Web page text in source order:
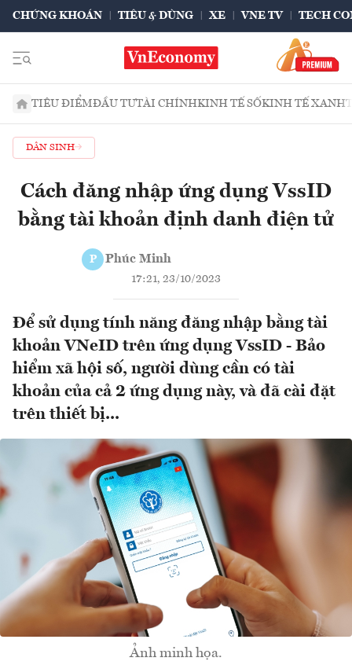
CHỨNG KHOÁN TIÊU & DÙNG XE VNE TV TECH
TIÊU ĐIỂMĐẦU TƯTÀI CHÍNHKINH TẾ SỐKINH TẾ XANH
DÂN SINH
Cách đăng nhập ứng dụng VssID
bằng tài khoản định danh điện tử
P Phúc Minh
17:21, 23/10/2023
Để sử dụng tính năng đăng nhập bằng tài
khoản VNeID trên ứng dụng VssID - Bảo
hiểm xã hội số, người dùng cần có tài
khoản của cả 2 ứng dụng này, và đã cài đặt
trên thiết bị...
Ảnh minh họa.